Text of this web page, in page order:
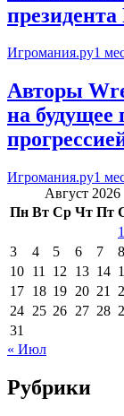
Игромания.ру1
Авторы
на будущее
Игромания.ру1
Август 2026
Пн Вт Ср Чт Пт
1
3
4 5 6 7 8
10 11 12 13 14
17 18 19 20 21
24 25 26 27 28
31
« Июл
Рубрики